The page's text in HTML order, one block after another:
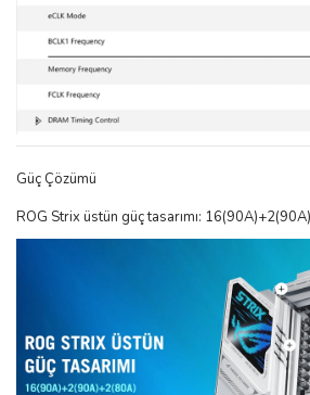
Güç Çözümü
ROG Strix üstün güç tasarımı: